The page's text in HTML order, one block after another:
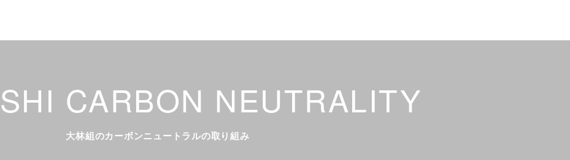
CARBON NEUTRALITY
大林組のカーボンニュートラルの取り組み